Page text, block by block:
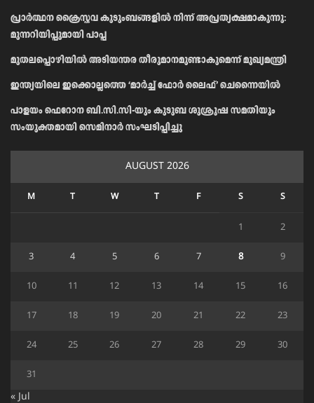
പ്രാര്‍ത്ഥന ക്രൈസ്തവ കുടുംബങ്ങളില്‍ നിന്ന് അപ്രത്യക്ഷമാകുന്നു:
മുന്നറിയിപ്പുമായി പാപ്പ
മുതലപ്പൊഴിയിൽ അടിയന്തര തീരുമാനമുണ്ടാകുമെന്ന് മുഖ്യമന്ത്രി
ഇന്ത്യയിലെ ഇക്കൊല്ലത്തെ ‘മാർച്ച് ഫോർ ലൈഫ്’ ചെന്നൈയിൽ
പാളയം ഫെറോന ബി.സി.സി-യും കുടുബ ശുശ്രൂഷ സമതിയും
സംയുക്തമായി സെമിനാർ സംഘടിപ്പിച്ചു
AUGUST 2026
M T W T F S S
1 2
3 4 5 6 7 8 9
10 11 12 13 14 15 16
17 18 19 20 21 22 23
24 25 26 27 28 29 30
31
« Jul